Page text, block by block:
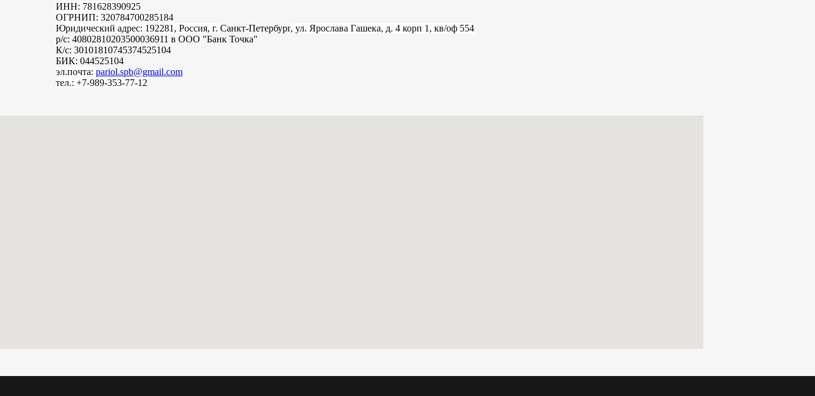
ИНН: 781628390925
ОГРНИП: 320784700285184
Юридический адрес: 192281, Россия, г. Санкт-Петербург, ул. Ярослава Гашека, д. 4 корп 1, кв/оф 554
р/с: 40802810203500036911 в ООО "Банк Точка"
К/с: 30101810745374525104
БИК: 044525104
эл.почта: pariol.spb@gmail.com
тел.: +7-989-353-77-12